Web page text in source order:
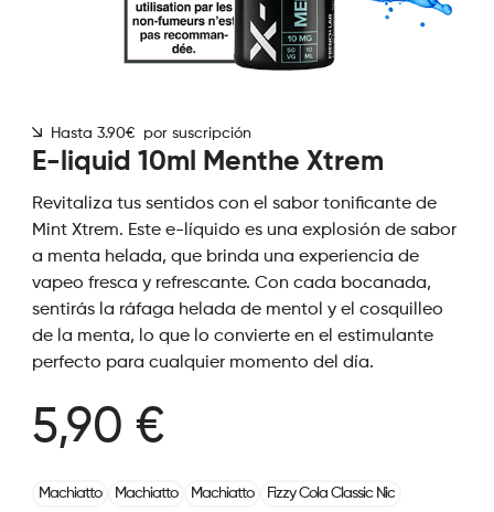
Hasta 3.90€ por suscripción
E-liquid 10ml Menthe Xtrem
Revitaliza tus sentidos con el sabor tonificante de
Mint Xtrem. Este e-líquido es una explosión de sabor
a menta helada, que brinda una experiencia de
vapeo fresca y refrescante. Con cada bocanada,
sentirás la ráfaga helada de mentol y el cosquilleo
de la menta, lo que lo convierte en el estimulante
perfecto para cualquier momento del día.
5,90 €
Machiatto Machiatto Machiatto Fizzy Cola Classic Nic